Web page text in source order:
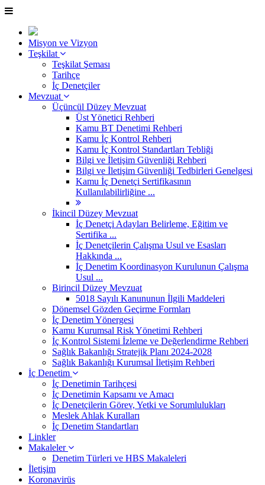
Misyon ve Vizyon
Teşkilat
Teşkilat Şeması
Tarihçe
İç Denetçiler
Mevzuat
Üçüncül Düzey Mevzuat
Üst Yönetici Rehberi
Kamu BT Denetimi Rehberi
Kamu İç Kontrol Rehberi
Kamu İç Kontrol Standartları Tebliği
Bilgi ve İletişim Güvenliği Rehberi
Bilgi ve İletişim Güvenliği Tedbirleri Genelgesi
Kamu İç Denetçi Sertifikasının
Kullanılabilirliğine ...
İkincil Düzey Mevzuat
İç Denetçi Adayları Belirleme, Eğitim ve
Sertifika ...
İç Denetçilerin Çalışma Usul ve Esasları
Hakkında ...
İç Denetim Koordinasyon Kurulunun Çalışma
Usul ...
Birincil Düzey Mevzuat
5018 Sayılı Kanununun İlgili Maddeleri
Dönemsel Gözden Geçirme Formları
İç Denetim Yönergesi
Kamu Kurumsal Risk Yönetimi Rehberi
İç Kontrol Sistemi İzleme ve Değerlendirme Rehberi
Sağlık Bakanlığı Stratejik Planı 2024-2028
Sağlık Bakanlığı Kurumsal İletişim Rehberi
İç Denetim
İç Denetimin Tarihçesi
İç Denetimin Kapsamı ve Amacı
İç Denetçilerin Görev, Yetki ve Sorumlulukları
Meslek Ahlak Kuralları
İç Denetim Standartları
Linkler
Makaleler
Denetim Türleri ve HBS Makaleleri
İletişim
Koronavirüs